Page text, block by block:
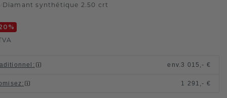
Diamant synthétique 2.50 crt
%
: env.3 015,- €
: 1 291,- €